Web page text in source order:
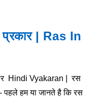
प्रकार | Ras In
Hindi Vyakaran | रस
पहले हम या जानते है कि रस